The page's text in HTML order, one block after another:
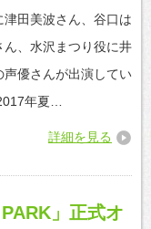
田美波さん、谷口は
、水沢まつり役に井
優さんが出演してい
年夏…
詳細を見る
」正式オ